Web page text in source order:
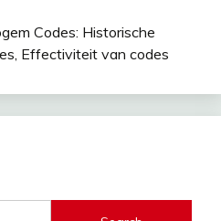
Codes: Historische
Effectiviteit van codes